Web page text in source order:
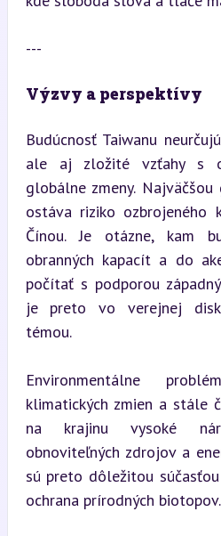
---
Výzvy a perspektívy
Budúcnosť Taiwanu
ale aj zložité vzťahy s
globálne zmeny.
ostáva riziko ozbrojeného
Čínou. Je otázne, kam
obranných kapacít a do
počítať s podporou
je preto vo verejnej
témou.
Environmentálne
klimatických zmien a stále
na krajinu vysoké
obnoviteľných zdrojov a
sú preto dôležitou
ochrana prírodných biotopov.